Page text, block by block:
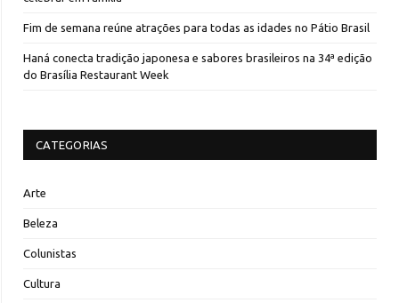
Fim de semana reúne atrações para todas as idades no Pátio Brasil
Haná conecta tradição japonesa e sabores brasileiros na 34ª edição
do Brasília Restaurant Week
CATEGORIAS
Arte
Beleza
Colunistas
Cultura